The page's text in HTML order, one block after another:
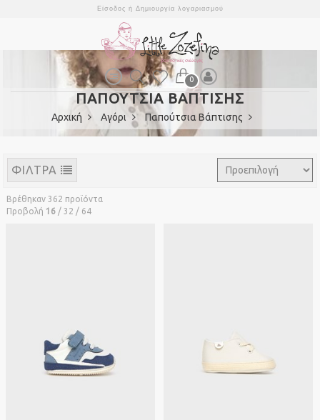
Είσοδος ή Δημιουργία λογαριασμού
0
ΠΑΠΟΥΤΣΙΑ ΒΑΠΤΙΣΗΣ
Αρχική Αγόρι Παπούτσια Βάπτισης
ΦΙΛΤΡΑ
Βρέθηκαν 362 προϊόντα
Προβολή 16 / 32 / 64